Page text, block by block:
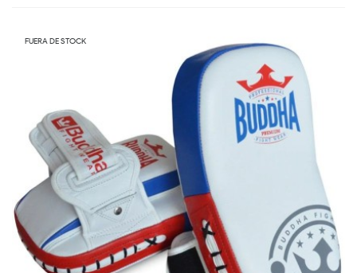
FUERA DE STOCK